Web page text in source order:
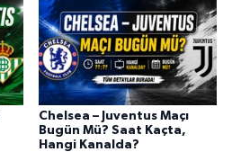
Chelsea – Juventus Maçı
Bugün Mü? Saat Kaçta,
Hangi Kanalda?